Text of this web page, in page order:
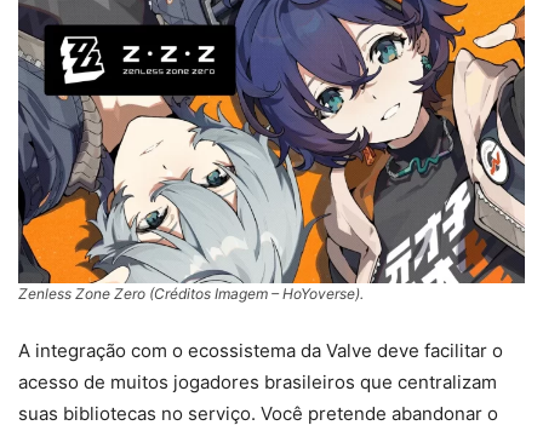
Zenless Zone Zero (Créditos Imagem – HoYoverse).
A integração com o ecossistema da Valve deve facilitar o
acesso de muitos jogadores brasileiros que centralizam
suas bibliotecas no serviço. Você pretende abandonar o